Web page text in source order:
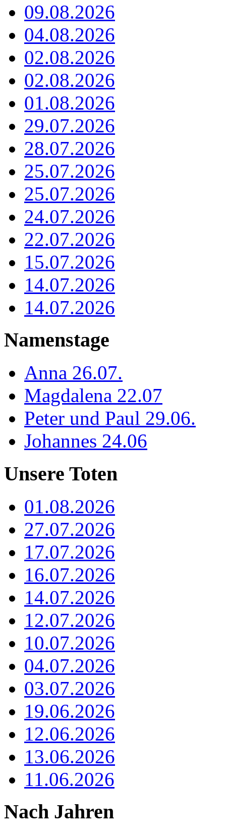
09.08.2026
04.08.2026
02.08.2026
02.08.2026
01.08.2026
29.07.2026
28.07.2026
25.07.2026
25.07.2026
24.07.2026
22.07.2026
15.07.2026
14.07.2026
14.07.2026
Namenstage
Anna 26.07.
Magdalena 22.07
Peter und Paul 29.06.
Johannes 24.06
Unsere Toten
01.08.2026
27.07.2026
17.07.2026
16.07.2026
14.07.2026
12.07.2026
10.07.2026
04.07.2026
03.07.2026
19.06.2026
12.06.2026
13.06.2026
11.06.2026
Nach Jahren